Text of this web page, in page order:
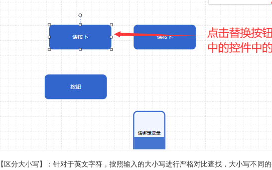
【区分大小写】：针对于英文字符，按照输入的大小写进行严格对比查找，大小写不同